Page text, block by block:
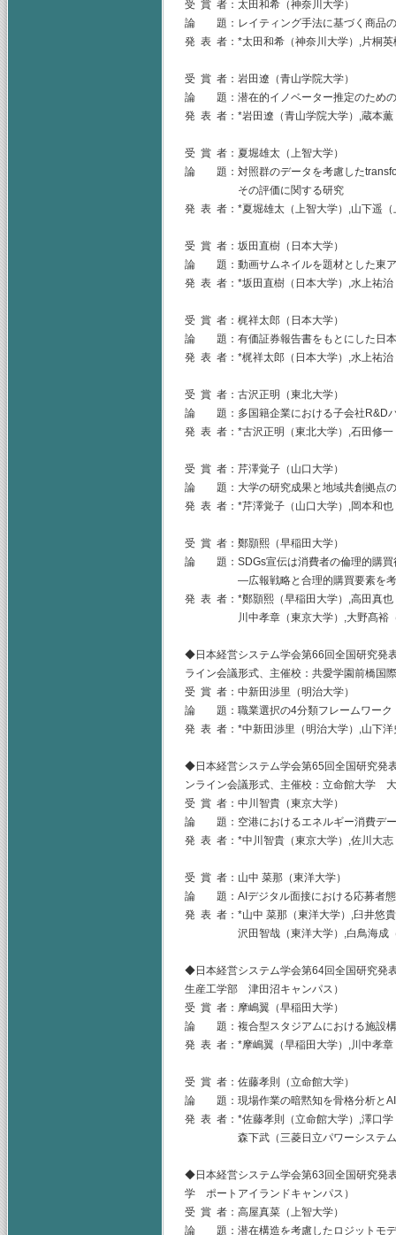
受 賞 者：太田和希（神奈川大学）
論 題：レイティング手法に基づく商品の
発 表 者：*太田和希（神奈川大学）,片桐英
受 賞 者：岩田遼（青山学院大学）
論 題：潜在的イノベーター推定のための
発 表 者：*岩田遼（青山学院大学）,蔵本
受 賞 者：夏堀雄太（上智大学）
論 題：対照群のデータを考慮した
その評価に関する研究
発 表 者：*夏堀雄太（上智大学）,山下遥
受 賞 者：坂田直樹（日本大学）
論 題：動画サムネイルを題材とした東ア
発 表 者：*坂田直樹（日本大学）,水上祐治
受 賞 者：梶祥太郎（日本大学）
論 題：有価証券報告書をもとにした日本
発 表 者：*梶祥太郎（日本大学）,水上祐治
受 賞 者：古沢正明（東北大学）
論 題：多国籍企業における子会社R&Dパ
発 表 者：*古沢正明（東北大学）,石田修一
受 賞 者：芹澤覚子（山口大学）
論 題：大学の研究成果と地域共創拠点の
発 表 者：*芹澤覚子（山口大学）,岡本和也
受 賞 者：鄭顥熙（早稲田大学）
論 題：SDGs宣伝は消費者の倫理的購買
―広報戦略と合理的購買要素を考慮
発 表 者：*鄭顥熙（早稲田大学）,高田真
川中孝章（東京大学）,大野髙裕（
◆日本経営システム学会第66回全国研究発
ライン会議形式、主催校：共愛学園前橋国
受 賞 者：中新田渉里（明治大学）
論 題：職業選択の4分類フレームワーク
発 表 者：*中新田渉里（明治大学）,山下洋
◆日本経営システム学会第65回全国研究発
ンライン会議形式、主催校：立命館大学
受 賞 者：中川智貴（東京大学）
論 題：空港におけるエネルギー消費デー
発 表 者：*中川智貴（東京大学）,佐川大
受 賞 者：山中 菜那（東洋大学）
論 題：AIデジタル面接における応募者態
発 表 者：*山中 菜那（東洋大学）,臼井悠
沢田智哉（東洋大学）,白鳥海成（東
◆日本経営システム学会第64回全国研究発
生産工学部 津田沼キャンパス）
受 賞 者：摩嶋翼（早稲田大学）
論 題：複合型スタジアムにおける施設構
発 表 者：*摩嶋翼（早稲田大学）,川中孝
受 賞 者：佐藤孝則（立命館大学）
論 題：現場作業の暗黙知を骨格分析とAI
発 表 者：*佐藤孝則（立命館大学）,澤口
森下武（三菱日立パワーシステム
◆日本経営システム学会第63回全国研究発
学 ポートアイランドキャンパス）
受 賞 者：高屋真菜（上智大学）
論 題：潜在構造を考慮したロジットモデ